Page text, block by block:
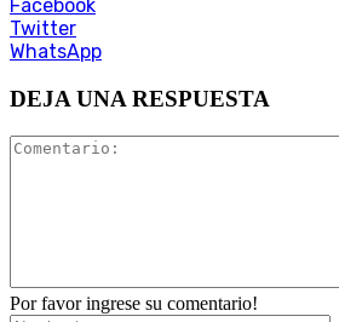
Facebook
Twitter
WhatsApp
DEJA UNA RESPUESTA
Por favor ingrese su comentario!